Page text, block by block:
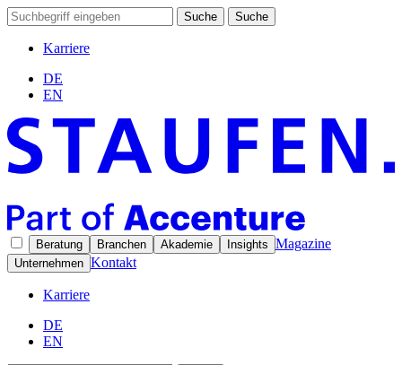
Suche Suche
Karriere
DE
EN
Beratung Branchen Akademie Insights Magazine
Unternehmen Kontakt
Karriere
DE
EN